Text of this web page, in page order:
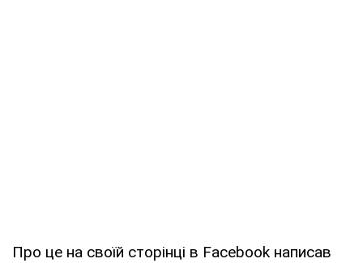
Про це на своїй сторінці в Facebook написав